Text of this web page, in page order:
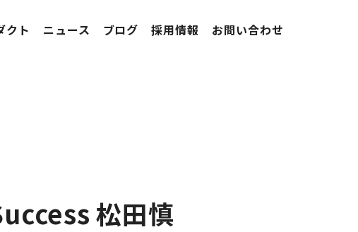
松田慎
クト ニュース ブログ 採用情報 お問い合わせ